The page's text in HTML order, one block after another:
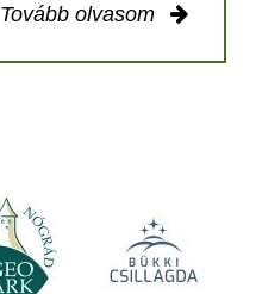
Tovább olvasom